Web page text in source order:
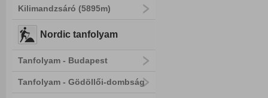
Kilimandzsáró (5895m)
Nordic tanfolyam
Tanfolyam - Budapest
Tanfolyam - Gödöllői-dombság